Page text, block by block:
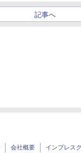
記事へ
会社概要 インプレス